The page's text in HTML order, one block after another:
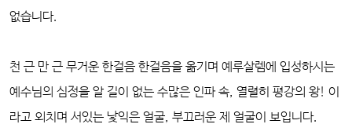
없습니다.
천 근 만 근 무거운 한걸음 한걸음을 옮기며 예루살렘에 입성하시는
예수님의 심정을 알 길이 없는 수많은 인파 속, 열렬히 평강의 왕! 이
라고 외치며 서있는 낯익은 얼굴, 부끄러운 제 얼굴이 보입니다.